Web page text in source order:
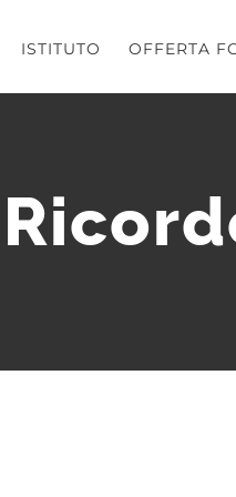
ISTITUTO OFFERTA